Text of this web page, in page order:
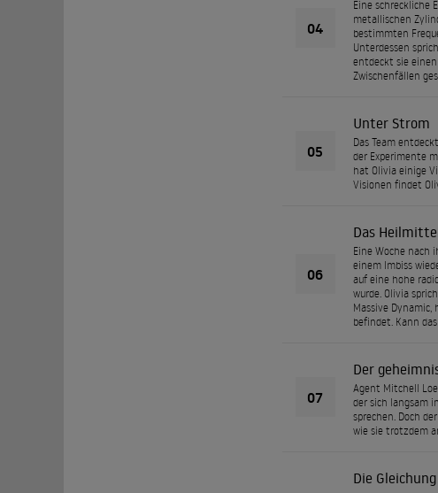
04
Eine schreckliche
metallischen
bestimmten
Unterdessen
entdeckt sie
Zwischenfällen
05
Unter Strom
Das Team
der Experimente
hat Olivia einige
Visionen findet
06
Das
Eine Woche nach
einem Imbiss
auf eine hohe
wurde. Olivia
Massive
befindet. Kann
07
Der
Agent Mitchell
der sich langsam
sprechen. Doch
wie sie trotzdem
Die Gleichung